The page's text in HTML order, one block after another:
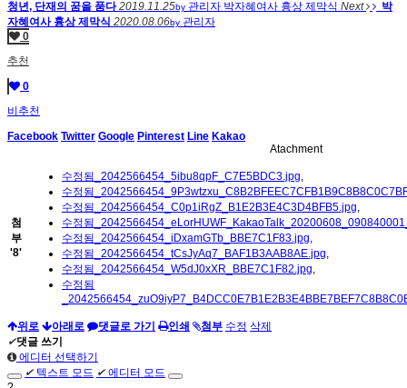
청년, 단재의 꿈을 품다 2019.11.25by 관리자 박자혜여사 흉상 제막식 Next
박
자혜여사 흉상 제막식 2020.08.06by 관리자
0
추천
0
비추천
Facebook Twitter Google Pinterest Line Kakao
Atachment
첨
부
'8'
수정됨_2042566454_5ibu8qpF_C7E5BDC3.jpg,
수정됨
수정됨_2042566454_C0p1iRgZ_B1E2B3E4C3D4BFB5.jpg,
수정됨
수정됨_2042566454_iDxamGTb_BBE7C1F83.jpg,
수정됨_2042566454_tCsJyAq7_BAF1B3AAB8AE.jpg,
수정됨_2042566454_W5dJ0xXR_BBE7C1F82.jpg,
수정됨
위로 아래로 댓글로 가기 인쇄 첨부 수정 삭제
✔댓글 쓰기
에디터 선택하기
✔ 텍스트 모드 ✔에디터 모드